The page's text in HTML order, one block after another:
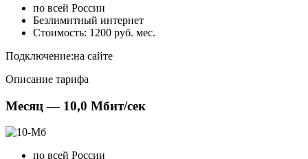
по всей России
Безлимитный интернет
Стоимость: 1200 руб. мес.
Подключение:на сайте
Описание тарифа
Месяц — 10,0 Мбит/сек
по всей России